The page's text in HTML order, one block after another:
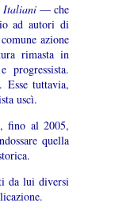
Italiani — che
ad autori di
azione
rimasta in
tuttavia,
uscì.
fino al 2005,
quella
da lui diversi